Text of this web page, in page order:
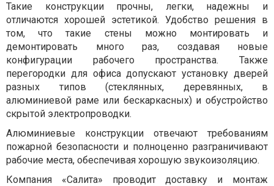
Такие конструкции прочны, легки, надежны и
отличаются хорошей эстетикой. Удобство решения в
том, что такие стены можно монтировать и
демонтировать много раз, создавая новые
конфигурации рабочего пространства. Также
перегородки для офиса допускают установку дверей
разных типов (стеклянных, деревянных, в
алюминиевой раме или бескаркасных) и обустройство
скрытой электропроводки.
Алюминиевые конструкции отвечают требованиям
пожарной безопасности и полноценно разграничивают
рабочие места, обеспечивая хорошую звукоизоляцию.
Компания «Салита» проводит доставку и монтаж